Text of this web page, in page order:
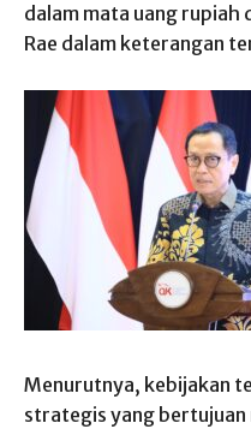
dalam mata uang rupiah
Rae dalam keterangan
Menurutnya, kebijakan
strategis yang